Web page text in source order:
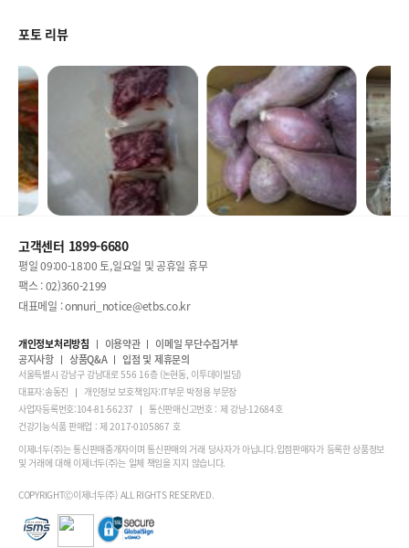
포토 리뷰
고객센터 1899-6680
평일 09:00-18:00 토,일요일 및 공휴일 휴무
팩스 : 02)360-2199
대표메일 : onnuri_notice@etbs.co.kr
개인정보처리방침 이용약관
이메일 무단수집거부
공지사항
상품Q&A 입점 및 제휴문의
서울특별시 강남구 강남대로 556 16층 (논현동, 이투데이빌딩)
대표자:송동진
개인정보 보호책임자:IT부문 박정용 부문장
사업자등록번호:104-81-56237
통신판매신고번호 : 제 강남-12684호
건강기능식품 판매업 : 제 2017-0105867 호
이제너두(주)는 통신판매중개자이며 통신판매의 거래 당사자가 아닙니다.입점판매자가 등록한 상품정보
및 거래에 대해 이제너두(주)는 일체 책임을 지지 않습니다.
COPYRIGHTⒸ이제너두(주) ALL RIGHTS RESERVED.